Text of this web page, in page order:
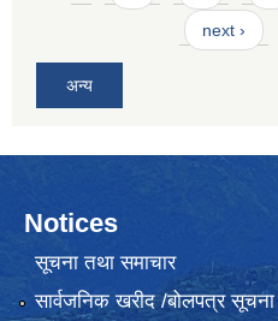
next ›
अन्य
Notices
सूचना तथा समाचार
सार्वजनिक खरीद /बोलपत्र सूचना